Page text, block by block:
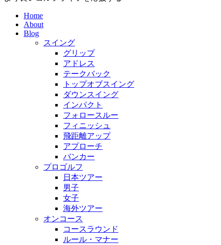
Home
About
Blog
スイング
グリップ
アドレス
テークバック
トップオブスイング
ダウンスイング
インパクト
フォロースルー
フィニッシュ
飛距離アップ
アプローチ
バンカー
プロゴルフ
日本ツアー
男子
女子
海外ツアー
オンコース
コースラウンド
ルール・マナー